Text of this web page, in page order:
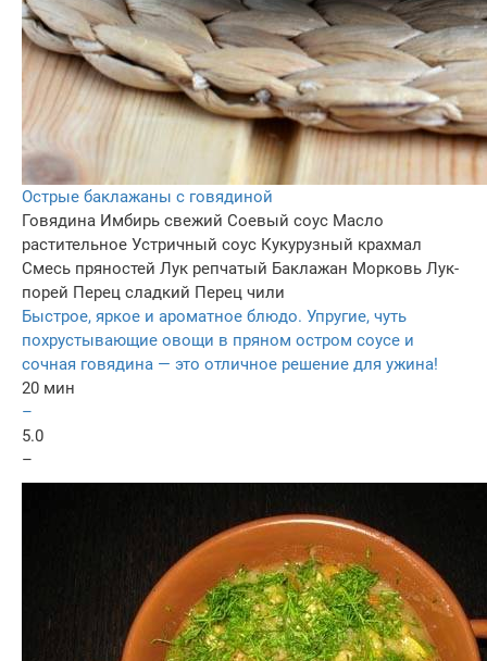
Острые баклажаны с говядиной
Говядина Имбирь свежий Соевый соус Масло
растительное Устричный соус Кукурузный крахмал
Смесь пряностей Лук репчатый Баклажан Морковь Лук-
порей Перец сладкий Перец чили
Быстрое, яркое и ароматное блюдо. Упругие, чуть
похрустывающие овощи в пряном остром соусе и
сочная говядина — это отличное решение для ужина!
20 мин
–
5.0
–